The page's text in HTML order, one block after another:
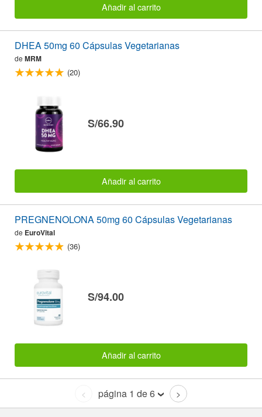
Añadir al carrito
DHEA 50mg 60 Cápsulas Vegetarianas
de MRM
(20)
S/66.90
Añadir al carrito
PREGNENOLONA 50mg 60 Cápsulas Vegetarianas
de EuroVital
(36)
S/94.00
Añadir al carrito
< página 1 de 6 >